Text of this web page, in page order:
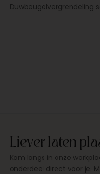
Duwbeugelvergrendeling
Liever laten
Kom langs in onze
onderdeel direct voor je.